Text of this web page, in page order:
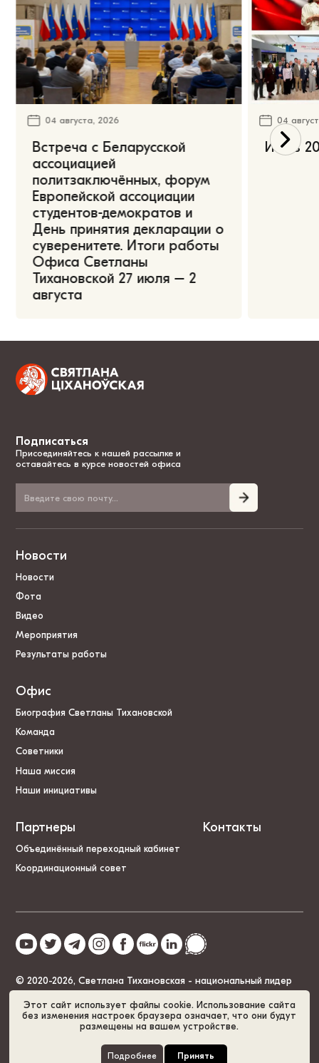
Этот сайт использует файлы cookie. Использование сайта
без изменения настроек браузера означает, что они будут
размещены на вашем устройстве.
Подробнее Принять
04 августа, 2026
Встреча с Беларусской
ассоциацией
политзаключённых, форум
Европейской ассоциации
студентов-демократов и
День принятия декларации о
суверенитете. Итоги работы
Офиса Светланы
Тихановской 27 июля – 2
августа
04
Июль
Подписаться
Присоединяйтесь к нашей рассылке и
оставайтесь в курсе новостей офиса
Новости
Новости
Фота
Видео
Мероприятия
Результаты работы
Офис
Биография Светланы Тихановской
Команда
Советники
Наша миссия
Наши инициативы
Партнеры
Объединённый переходный кабинет
Координационный совет
Контакты
© 2020-2026, Светлана Тихановская - национальный лидер